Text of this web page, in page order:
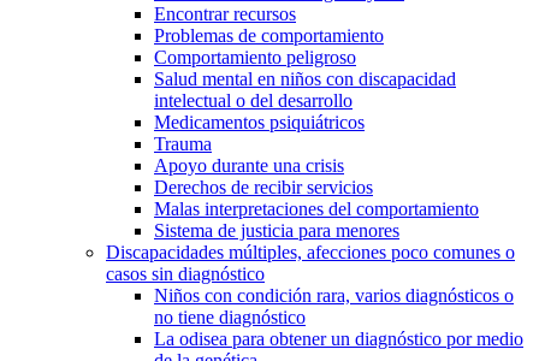
Encontrar recursos
Problemas de comportamiento
Comportamiento peligroso
Salud mental en niños con discapacidad
intelectual o del desarrollo
Medicamentos psiquiátricos
Trauma
Apoyo durante una crisis
Derechos de recibir servicios
Malas interpretaciones del comportamiento
Sistema de justicia para menores
Discapacidades múltiples, afecciones poco comunes o
casos sin diagnóstico
Niños con condición rara, varios diagnósticos o
no tiene diagnóstico
La odisea para obtener un diagnóstico por medio